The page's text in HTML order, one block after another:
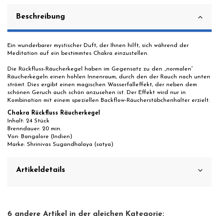
Beschreibung
Ein wunderbarer mystischer Duft, der Ihnen hilft, sich während der
Meditation auf ein bestimmtes Chakra einzustellen.
Die Rückfluss-Räucherkegel haben im Gegensatz zu den „normalen“
Räucherkegeln einen hohlen Innenraum, durch den der Rauch nach unten
strömt. Dies ergibt einen magischen Wasserfalleffekt, der neben dem
schönen Geruch auch schön anzusehen ist. Der Effekt wird nur in
Kombination mit einem speziellen Backflow-Räucherstäbchenhalter erzielt.
Chakra Rückfluss Räucherkegel
Inhalt: 24 Stück
Brenndauer: 20 min.
Von: Bangalore (Indien)
Marke: Shrinivas Sugandhalaya (satya)
Artikeldetails
6 andere Artikel in der gleichen Kategorie: